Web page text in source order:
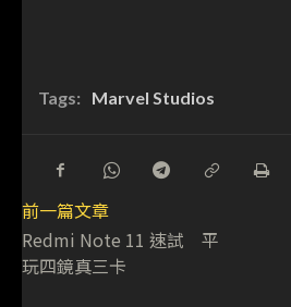
Tags: Marvel Studios
前一篇文章
Redmi Note 11 速試 平
玩四鏡真三卡